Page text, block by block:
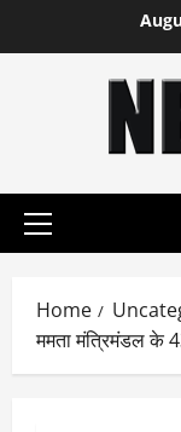
Primary
Home
ममता मंत्रिमंडल के